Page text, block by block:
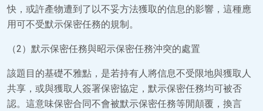
快，或許產物遭到了以不妥方法獲取的信息的影響，這種應
用可不受默示保密任務的規制。
（2）默示保密任務與昭示保密任務沖突的處置
該題目的基礎不雅點，是若持有人將信息不受限地與獲取人
共享，或與獲取人簽署保密協定，默示保密任務均可被否
認。這意味保密合同不會被默示保密任務等閒顛覆，換言